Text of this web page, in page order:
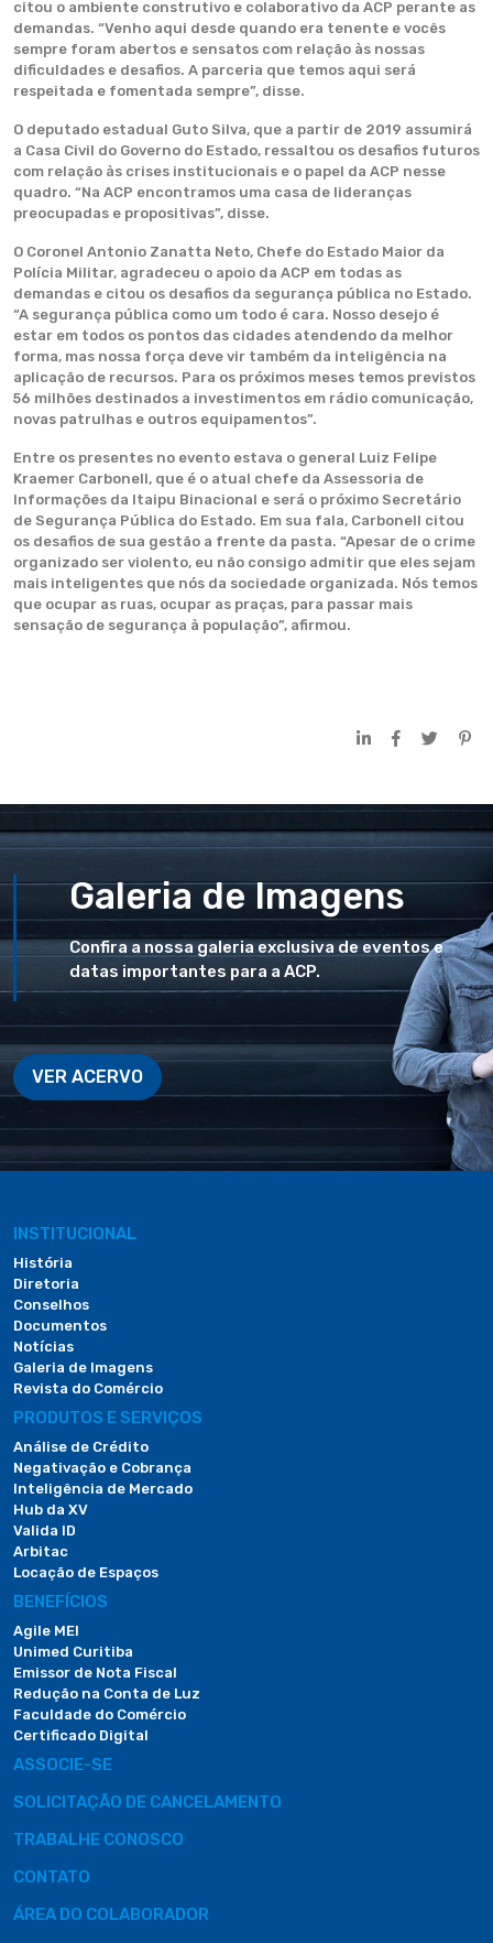
citou o ambiente construtivo e colaborativo da ACP perante as
demandas. “Venho aqui desde quando era tenente e vocês
sempre foram abertos e sensatos com relação às nossas
dificuldades e desafios. A parceria que temos aqui será
respeitada e fomentada sempre”, disse.
O deputado estadual Guto Silva, que a partir de 2019 assumirá
a Casa Civil do Governo do Estado, ressaltou os desafios futuros
com relação às crises institucionais e o papel da ACP nesse
quadro. “Na ACP encontramos uma casa de lideranças
preocupadas e propositivas”, disse.
O Coronel Antonio Zanatta Neto, Chefe do Estado Maior da
Polícia Militar, agradeceu o apoio da ACP em todas as
demandas e citou os desafios da segurança pública no Estado.
“A segurança pública como um todo é cara. Nosso desejo é
estar em todos os pontos das cidades atendendo da melhor
forma, mas nossa força deve vir também da inteligência na
aplicação de recursos. Para os próximos meses temos previstos
56 milhões destinados a investimentos em rádio comunicação,
novas patrulhas e outros equipamentos”.
Entre os presentes no evento estava o general Luiz Felipe
Kraemer Carbonell, que é o atual chefe da Assessoria de
Informações da Itaipu Binacional e será o próximo Secretário
de Segurança Pública do Estado. Em sua fala, Carbonell citou
os desafios de sua gestão a frente da pasta. “Apesar de o crime
organizado ser violento, eu não consigo admitir que eles sejam
mais inteligentes que nós da sociedade organizada. Nós temos
que ocupar as ruas, ocupar as praças, para passar mais
sensação de segurança à população”, afirmou.
Galeria de Imagens
Confira a nossa galeria exclusiva de eventos e
datas importantes para a ACP.
VER ACERVO
INSTITUCIONAL
História
Diretoria
Conselhos
Documentos
Notícias
Galeria de Imagens
Revista do Comércio
PRODUTOS E SERVIÇOS
Análise de Crédito
Negativação e Cobrança
Inteligência de Mercado
Hub da XV
Valida ID
Arbitac
Locação de Espaços
BENEFÍCIOS
Agile MEI
Unimed Curitiba
Emissor de Nota Fiscal
Redução na Conta de Luz
Faculdade do Comércio
Certificado Digital
ASSOCIE-SE
SOLICITAÇÃO DE CANCELAMENTO
TRABALHE CONOSCO
CONTATO
ÁREA DO COLABORADOR